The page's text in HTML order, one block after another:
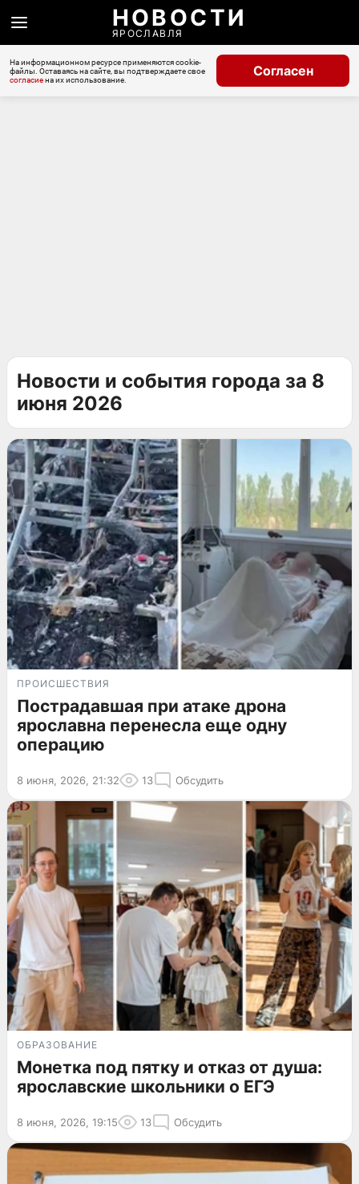
НОВОСТИ
ЯРОСЛАВЛЯ
На информационном ресурсе применяются cookie-
файлы. Оставаясь на сайте, вы подтверждаете свое
согласиена их использование.
Согласен
Новости и события города за 8
июня 2026
ПРОИСШЕСТВИЯ
Пострадавшая при атаке дрона
ярославна перенесла еще одну
операцию
8 июня, 2026, 21:32 13 Обсудить
ОБРАЗОВАНИЕ
Монетка под пятку и отказ от душа:
ярославские школьники о ЕГЭ
8 июня, 2026, 19:15 13 Обсудить